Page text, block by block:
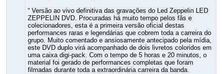
“ Versão ao vivo definitiva das gravações do Led Zeppelin LED
ZEPPELIN DVD. Procuradas há muito tempo pelos fãs e
colecionadores, esta é a primeira versão oficial destas
performances raras e legendárias que cobrem toda a carreira do
grupo. Muito comentado e ansiosamente antecipado pela mídia,
este DVD duplo virá acompanhado de dois livretos coloridos em
uma caixa digi-pack. Com o tempo de 5 horas e 20 minutos, o
material foi gerado de performances completas que foram
filmadas durante toda a extraordinária carreira da banda.